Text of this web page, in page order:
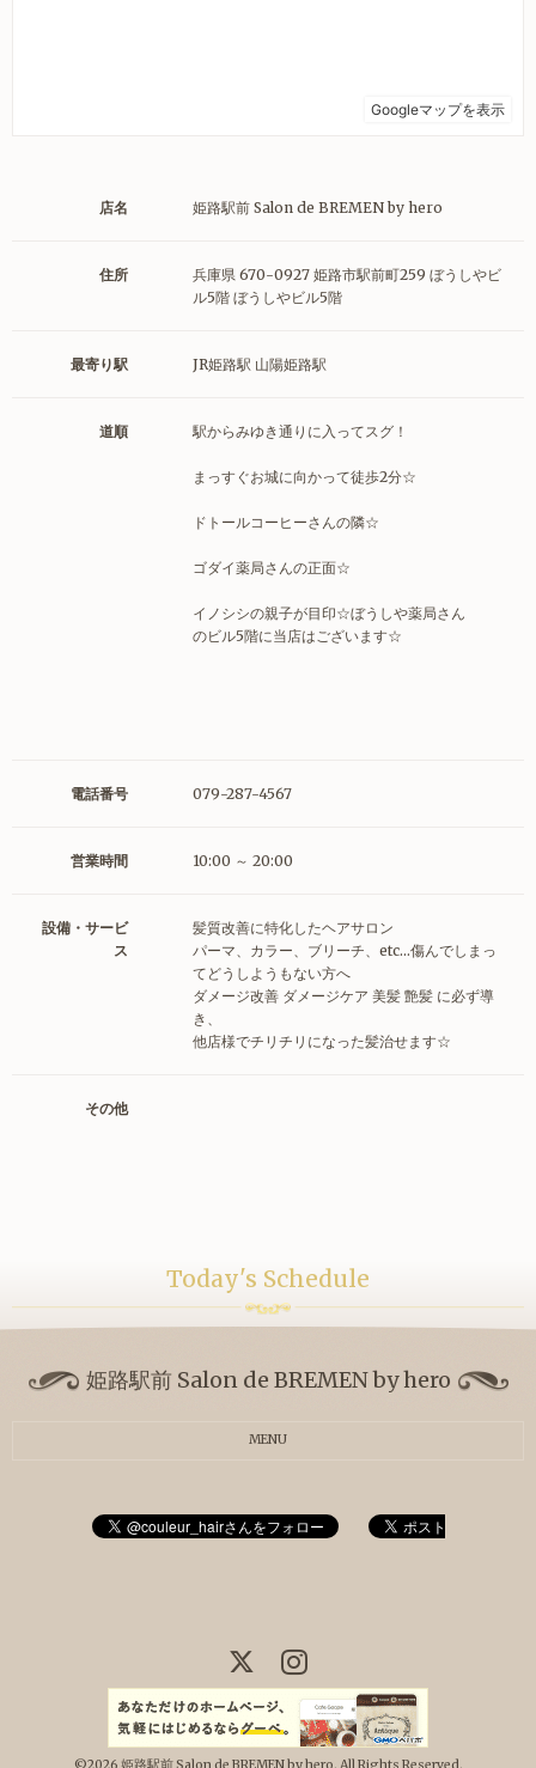
店名 姫路駅前 Salon de BREMEN by hero
住所
兵庫県 670-0927 姫路市駅前町259 ぼうしやビ
ル5階 ぼうしやビル5階
最寄り駅 JR姫路駅 山陽姫路駅
道順 駅からみゆき通りに入ってスグ！
まっすぐお城に向かって徒歩2分☆
ドトールコーヒーさんの隣☆
ゴダイ薬局さんの正面☆
イノシシの親子が目印☆ぼうしや薬局さん
のビル5階に当店はございます☆
電話番号 079-287-4567
営業時間 10:00 ～ 20:00
設備・サービ
ス
髪質改善に特化したヘアサロン
パーマ、カラー、ブリーチ、etc…傷んでしまっ
てどうしようもない方へ
ダメージ改善 ダメージケア 美髪 艶髪 に必ず導
き、
他店様でチリチリになった髪治せます☆
その他
Today's Schedule
姫路駅前 Salon de BREMEN by hero
MENU
©2026 姫路駅前 Salon de BREMEN by hero. All Rights Reserved.